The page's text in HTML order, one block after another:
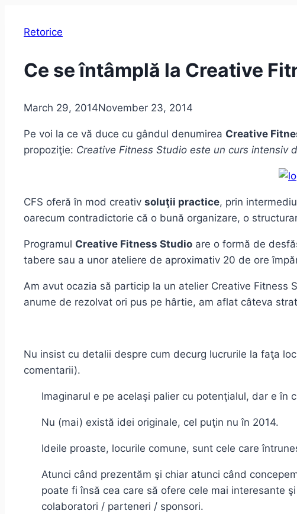
Retorice
Ce se întâmplă la Creative
March 29, 2014November 23, 2014
Pe voi la ce vă duce cu gândul denumirea Creative
propoziţie: Creative Fitness Studio este un curs intensiv
CFS oferă în mod creativ soluţii practice, prin
oarecum contradictorie că o bună organizare, o
Programul Creative Fitness Studio are o formă de
tabere sau a unor ateliere de aproximativ 20 de ore
Am avut ocazia să particip la un atelier Creative Fitness
anume de rezolvat ori pus pe hârtie, am aflat câteva
Nu insist cu detalii despre cum decurg lucrurile la faţa
comentarii).
Imaginarul e pe acelaşi palier cu potenţialul, dar e
Nu (mai) există idei originale, cel puţin nu în 2014.
Ideile proaste, locurile comune, sunt cele care
Atunci când prezentăm şi chiar atunci când
poate fi însă cea care să ofere cele mai interesante
colaboratori / parteneri / sponsori.